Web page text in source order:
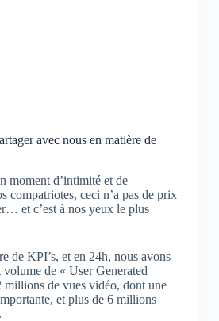
avec nous en matière de
moment d’intimité et de
compatriotes, ceci n’a pas de prix
et c’est à nos yeux le plus
de KPI’s, et en 24h, nous avons
de « User Generated
millions de vues vidéo, dont une
et plus de 6 millions